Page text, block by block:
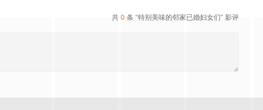
共 0 条 “特别美味的邻家已婚妇女们” 影评